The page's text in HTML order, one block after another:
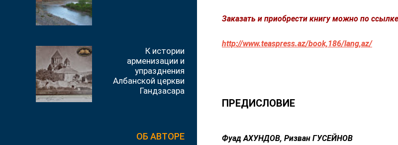
К истории
арменизации и
упразднения
Албанской церкви
Гандзасара
ОБ АВТОРЕ
Заказать и приобрести книгу можно по
http://www.teaspress.az/book,186/lang,az/
ПРЕДИСЛОВИЕ
Фуад АХУНДОВ, Ризван ГУСЕЙНОВ